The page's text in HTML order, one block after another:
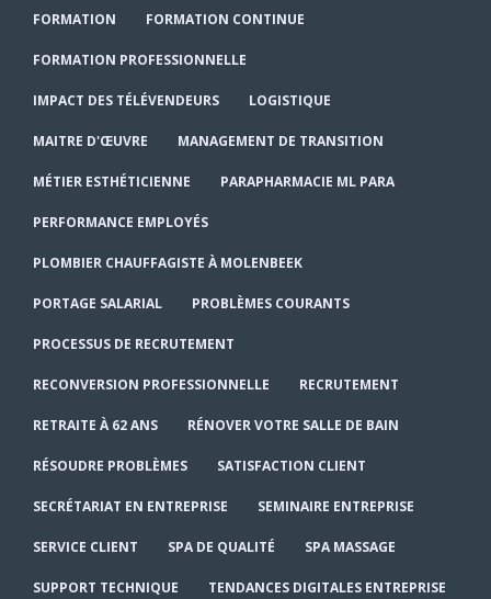
FORMATION FORMATION CONTINUE
FORMATION PROFESSIONNELLE
IMPACT DES TÉLÉVENDEURS LOGISTIQUE
MAITRE D'ŒUVRE MANAGEMENT DE TRANSITION
MÉTIER ESTHÉTICIENNE PARAPHARMACIE ML PARA
PERFORMANCE EMPLOYÉS
PLOMBIER CHAUFFAGISTE À MOLENBEEK
PORTAGE SALARIAL PROBLÈMES COURANTS
PROCESSUS DE RECRUTEMENT
RECONVERSION PROFESSIONNELLE RECRUTEMENT
RETRAITE À 62 ANS RÉNOVER VOTRE SALLE DE BAIN
RÉSOUDRE PROBLÈMES SATISFACTION CLIENT
SECRÉTARIAT EN ENTREPRISE SEMINAIRE ENTREPRISE
SERVICE CLIENT SPA DE QUALITÉ SPA MASSAGE
SUPPORT TECHNIQUE TENDANCES DIGITALES ENTREPRISE